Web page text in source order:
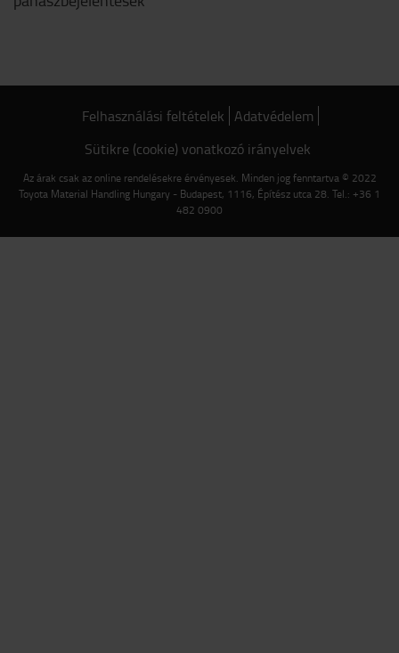
Felhasználási feltételek Adatvédelem
Sütikre (cookie) vonatkozó irányelvek
Az árak csak az online rendelésekre érvényesek. Minden jog fenntartva © 2022
Toyota Material Handling Hungary - Budapest, 1116, Építész utca 28. Tel.: +36 1
482 0900